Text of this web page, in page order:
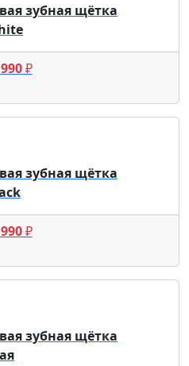
зубная щётка
₽
зубная щётка
₽
зубная щётка